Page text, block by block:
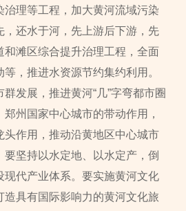
治理等工程，加大黄河流域污染
，还水于河，先上游后下游，先
和滩区综合提升治理工程，全面
，推进水资源节约集约利用。
发展，推进黄河“几”字弯都市圈
州国家中心城市的带动作用，
头作用，推动沿黄地区中心城市
要坚持以水定地、以水定产，倒
现代产业体系。要实施黄河文化
造具有国际影响力的黄河文化旅